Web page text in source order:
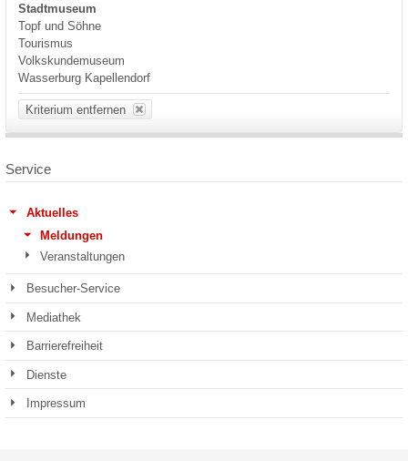
Stadtmuseum
Topf und Söhne
Tourismus
Volkskundemuseum
Wasserburg Kapellendorf
Kriterium entfernen
Service
Aktuelles
Meldungen
Veranstaltungen
Besucher-Service
Mediathek
Barrierefreiheit
Dienste
Impressum